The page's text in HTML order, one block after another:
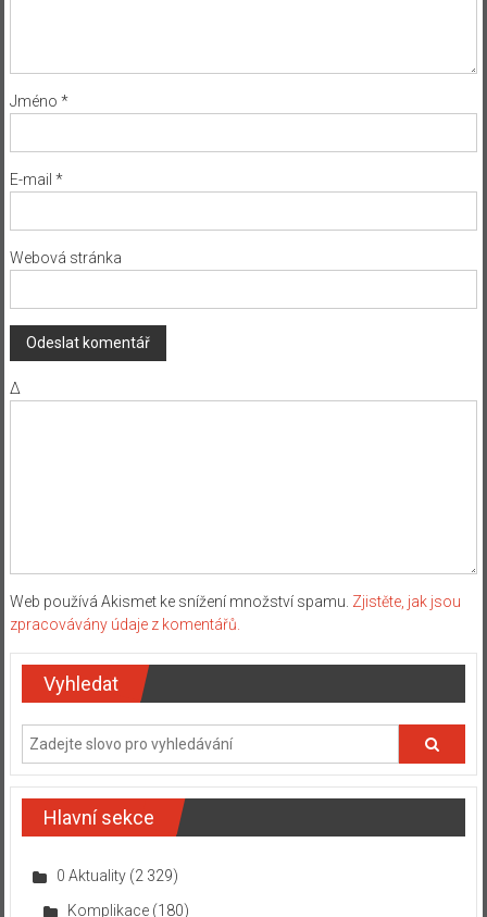
Jméno *
E-mail *
Webová stránka
Δ
Web používá Akismet ke snížení množství spamu. Zjistěte, jak jsou
zpracovávány údaje z komentářů.
Vyhledat
Hlavní sekce
0 Aktuality(2 329)
Komplikace(180)